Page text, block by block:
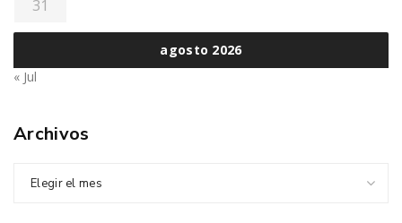
agosto 2026
31
« Jul
Archivos
Elegir el mes